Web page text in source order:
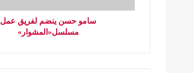
سامو حسن ينضم لفريق عمل
مسلسل«المشوار»